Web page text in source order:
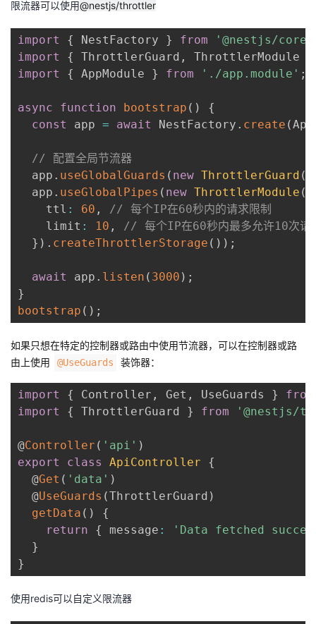
限流器可以使用@nestjs/throttler
import { NestFactory } from '@nestjs/core'
import
{ ThrottlerGuard , ThrottlerModule
import
{ AppModule } from './app.module' ;
async function bootstrap ( )
{
const
app = await NestFactory . create (
// 配置全局节流器
  app
. useGlobalGuards ( new ThrottlerGuard (
  app
. useGlobalPipes ( new ThrottlerModule (
    ttl
: 60 ,
// 每个IP在60秒内的请求限制
    limit
: 10 ,
// 每个IP在60秒内最多允许10次请
} ) . createThrottlerStorage ( ) ) ;
await app . listen ( 3000 ) ;
}
bootstrap ( ) ;
如果只想在特定的控制器或路由中使用节流器，可以在控制器或路
由上使用
@UseGuards 装饰器：
import { Controller , Get , UseGuards }
from
import
{ ThrottlerGuard } from '@nestjs/
@Controller ( 'api' )
export
class ApiController
{
  @
Get ( 'data' )
  @
UseGuards (ThrottlerGuard )
getData ( )
{
return
{ message :
'Data fetched
}
}
使用redis可以自定义限流器